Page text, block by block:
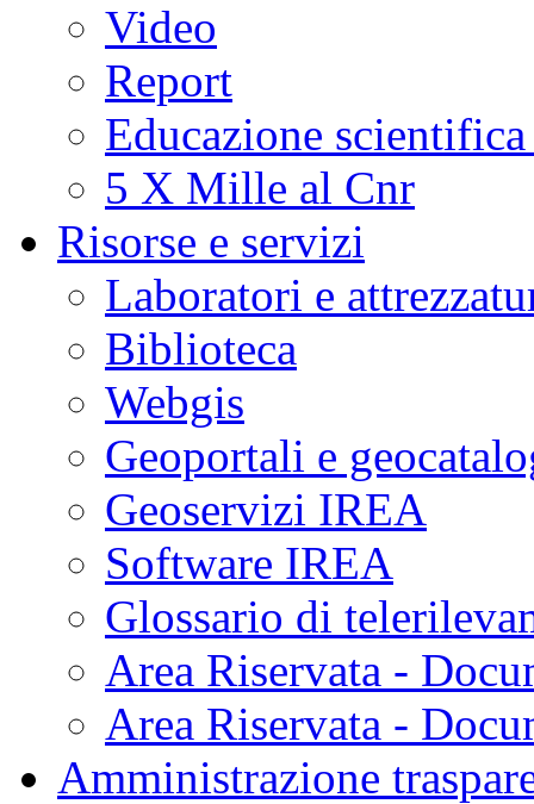
Video
Report
Educazione
5 X Mille al Cnr
Risorse e servizi
Laboratori e
Biblioteca
Webgis
Geoportali e
Geoservizi IREA
Software IREA
Glossario di
Area Riservata -
Area Riservata -
Amministrazione